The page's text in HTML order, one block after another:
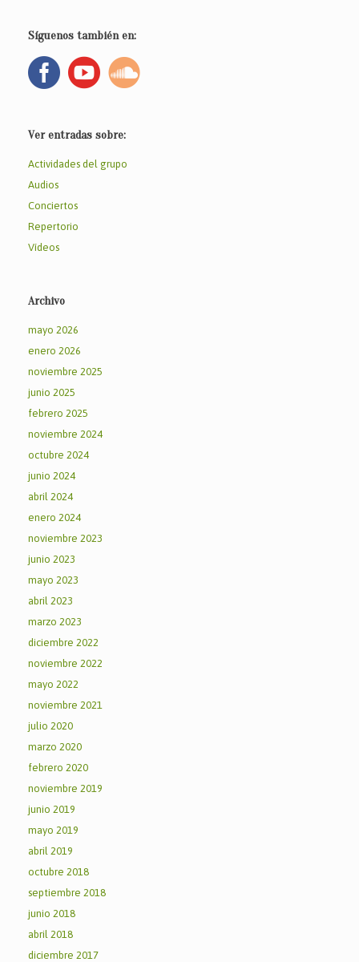
Síguenos también en:
Ver entradas sobre:
Actividades del grupo
Audios
Conciertos
Repertorio
Vídeos
Archivo
mayo 2026
enero 2026
noviembre 2025
junio 2025
febrero 2025
noviembre 2024
octubre 2024
junio 2024
abril 2024
enero 2024
noviembre 2023
junio 2023
mayo 2023
abril 2023
marzo 2023
diciembre 2022
noviembre 2022
mayo 2022
noviembre 2021
julio 2020
marzo 2020
febrero 2020
noviembre 2019
junio 2019
mayo 2019
abril 2019
octubre 2018
septiembre 2018
junio 2018
abril 2018
diciembre 2017